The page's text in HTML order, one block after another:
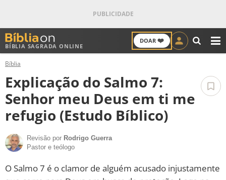
BÍBLIA SAGRADA ONLINE
DOAR ❤️
ANTIGO TESTAMENTO
NOVO TESTAMENTO
VERSÍCULOS
VERSÍCULO DO DIA
PALAVRA DO DIA
Bíblia
Explicação do Salmo 7:
Senhor meu Deus em ti me
refugio (Estudo Bíblico)
Revisão por Rodrigo Guerra
Pastor e teólogo
O Salmo 7 é o clamor de alguém acusado injustamente